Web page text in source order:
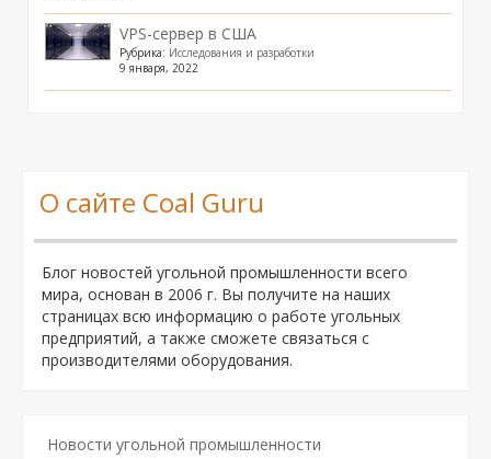
VPS-сервер в США
Рубрика: Исследования и разработки
9 января, 2022
О сайте Coal Guru
Блог новостей угольной промышленности всего
мира, основан в 2006 г. Вы получите на наших
страницах всю информацию о работе угольных
предприятий, а также сможете связаться с
производителями оборудования.
Новости угольной промышленности